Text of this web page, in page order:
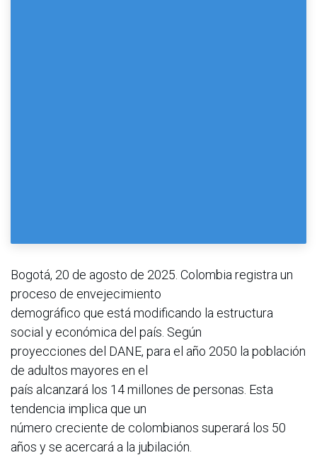
Bogotá, 20 de agosto de 2025. Colombia registra un
proceso de envejecimiento
demográfico que está modificando la estructura
social y económica del país. Según
proyecciones del DANE, para el año 2050 la población
de adultos mayores en el
país alcanzará los 14 millones de personas. Esta
tendencia implica que un
número creciente de colombianos superará los 50
años y se acercará a la jubilación.